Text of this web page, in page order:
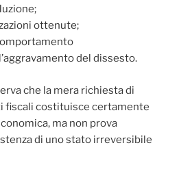
ottenute;
del dissesto.
che la mera richiesta di
fiscali costituisce certamente
ma non prova
di uno stato irreversibile